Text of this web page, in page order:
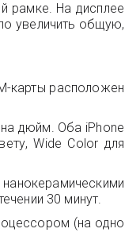
рамке. На дисплее
увеличить общую,
карты расположен
дюйм. Оба iPhone
Wide Color для
30 минут.
(на одно